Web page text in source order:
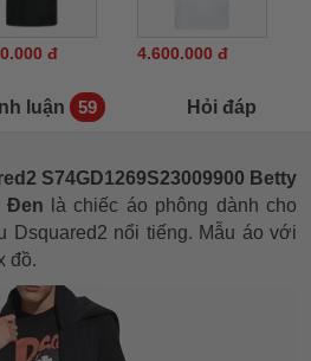
đ 4.600.000 đ
luận 59 Hỏi đáp
S74GD1269S23009900 Betty
Đen là chiếc áo phông dành cho
Dsquared2 nổi tiếng. Mẫu áo với
đồ.